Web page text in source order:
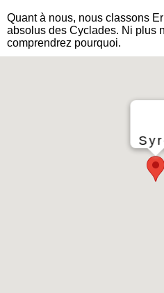
Quant à nous, nous classons
absolus des Cyclades. Ni plus
comprendrez pourquoi.